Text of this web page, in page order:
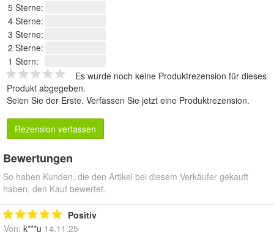
5 Sterne:
4 Sterne:
3 Sterne:
2 Sterne:
1 Stern:
Es wurde noch keine Produktrezension für dieses
Produkt abgegeben.
Seien Sie der Erste. Verfassen Sie jetzt eine Produktrezension.
Rezension verfassen
Bewertungen
So haben Kunden, die den Artikel bei diesem Verkäufer gekauft
haben, den Kauf bewertet.
Positiv
Von: k***u 14.11.25